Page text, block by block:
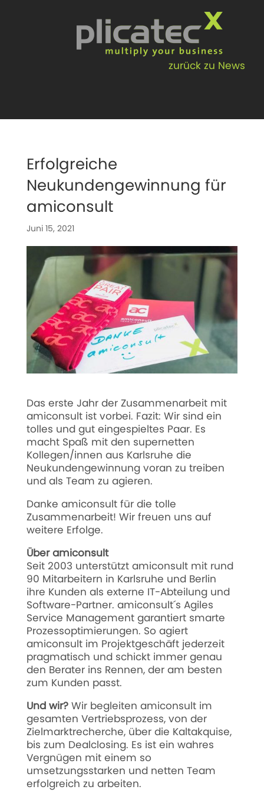
zurück zu News
Erfolgreiche
Neukundengewinnung für
amiconsult
Juni 15, 2021
Das erste Jahr der Zusammenarbeit mit
amiconsult ist vorbei. Fazit: Wir sind ein
tolles und gut eingespieltes Paar. Es
macht Spaß mit den supernetten
Kollegen/innen aus Karlsruhe die
Neukundengewinnung voran zu treiben
und als Team zu agieren.
Danke amiconsult für die tolle
Zusammenarbeit! Wir freuen uns auf
weitere Erfolge.
Über amiconsult
Seit 2003 unterstützt amiconsult mit rund
90 Mitarbeitern in Karlsruhe und Berlin
ihre Kunden als externe IT-Abteilung und
Software-Partner. amiconsult´s Agiles
Service Management garantiert smarte
Prozessoptimierungen. So agiert
amiconsult im Projektgeschäft jederzeit
pragmatisch und schickt immer genau
den Berater ins Rennen, der am besten
zum Kunden passt.
Und wir?Wir begleiten amiconsult im
gesamten Vertriebsprozess, von der
Zielmarktrecherche, über die Kaltakquise,
bis zum Dealclosing. Es ist ein wahres
Vergnügen mit einem so
umsetzungsstarken und netten Team
erfolgreich zu arbeiten.